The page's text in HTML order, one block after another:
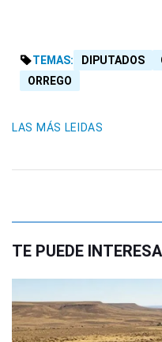
TEMAS: DIPUTADOS
ORREGO
LAS MÁS LEIDAS
TE PUEDE